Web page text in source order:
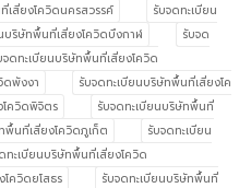
เสี่ยงโควิดนครสวรรค์
รับจดทะเบียน
บริษัทพื้นที่เสี่ยงโควิดบึงกาฬ
รับจด
จดทะเบียนบริษัทพื้นที่เสี่ยงโควิด
ดพังงา
รับจดทะเบียนบริษัทพื้นที่เสี่ยงโค
โควิดพิจิตร
รับจดทะเบียนบริษัทพื้นที่
พื้นที่เสี่ยงโควิดภูเก็ต
รับจดทะเบียน
ทะเบียนบริษัทพื้นที่เสี่ยงโควิด
ควิดยโสธร
รับจดทะเบียนบริษัทพื้นที่